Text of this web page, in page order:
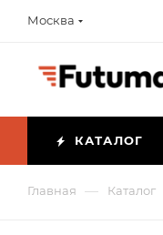
Москва
КАТАЛОГ
Главная — Каталог